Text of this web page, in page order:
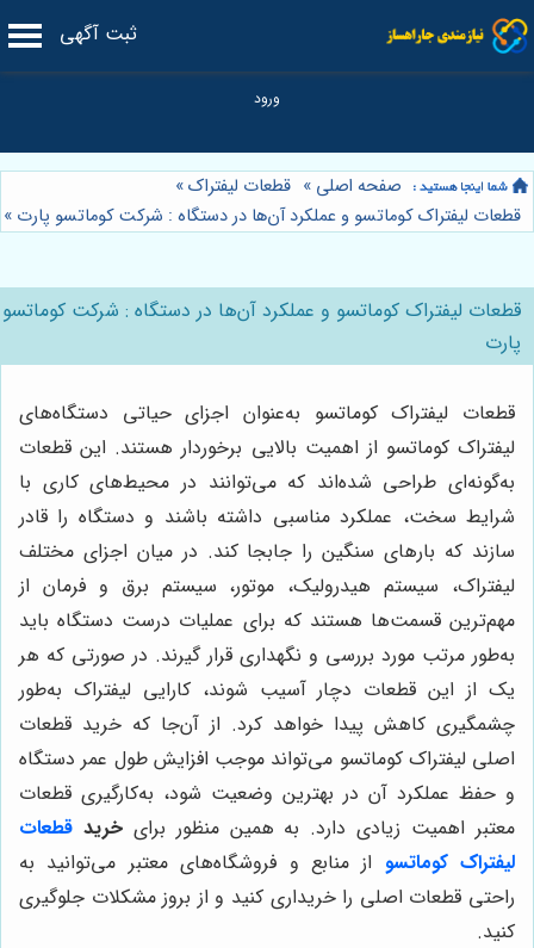
ثبت آگهی
صفحه اصلی » قطعات لیفتراک»
قطعات لیفتراک کوماتسو و عملکرد آن‌ها در دستگاه : شرکت کوماتسو پارت »
قطعات لیفتراک کوماتسو و عملکرد آن‌ها در دستگاه : شرکت کوماتسو
پارت
قطعات لیفتراک کوماتسو به‌عنوان اجزای حیاتی دستگاه‌های
لیفتراک کوماتسو از اهمیت بالایی برخوردار هستند. این قطعات
به‌گونه‌ای طراحی شده‌اند که می‌توانند در محیط‌های کاری با
شرایط سخت، عملکرد مناسبی داشته باشند و دستگاه را قادر
سازند که بارهای سنگین را جابجا کند. در میان اجزای مختلف
لیفتراک، سیستم هیدرولیک، موتور، سیستم برق و فرمان از
مهم‌ترین قسمت‌ها هستند که برای عملیات درست دستگاه باید
به‌طور مرتب مورد بررسی و نگهداری قرار گیرند. در صورتی که هر
یک از این قطعات دچار آسیب شوند، کارایی لیفتراک به‌طور
چشمگیری کاهش پیدا خواهد کرد. از آن‌جا که خرید قطعات
اصلی لیفتراک کوماتسو می‌تواند موجب افزایش طول عمر دستگاه
و حفظ عملکرد آن در بهترین وضعیت شود، به‌کارگیری قطعات
معتبر اهمیت زیادی دارد. به همین منظور برای خرید قطعات
لیفتراک کوماتسو از منابع و فروشگاه‌های معتبر می‌توانید به
راحتی قطعات اصلی را خریداری کنید و از بروز مشکلات جلوگیری
کنید.